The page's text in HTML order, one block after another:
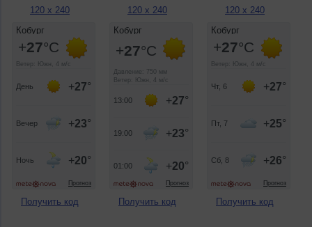
120 x 240
Получить код
120 x 240
Получить код
120 x 240
Получить код